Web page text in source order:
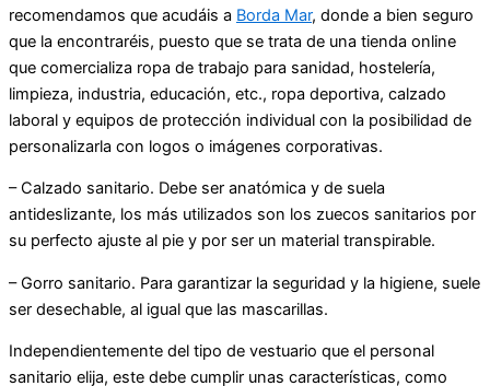
recomendamos que acudáis a Borda Mar, donde a bien seguro
que la encontraréis, puesto que se trata de una tienda online
que comercializa ropa de trabajo para sanidad, hostelería,
limpieza, industria, educación, etc., ropa deportiva, calzado
laboral y equipos de protección individual con la posibilidad de
personalizarla con logos o imágenes corporativas.
– Calzado sanitario. Debe ser anatómica y de suela
antideslizante, los más utilizados son los zuecos sanitarios por
su perfecto ajuste al pie y por ser un material transpirable.
– Gorro sanitario. Para garantizar la seguridad y la higiene, suele
ser desechable, al igual que las mascarillas.
Independientemente del tipo de vestuario que el personal
sanitario elija, este debe cumplir unas características, como